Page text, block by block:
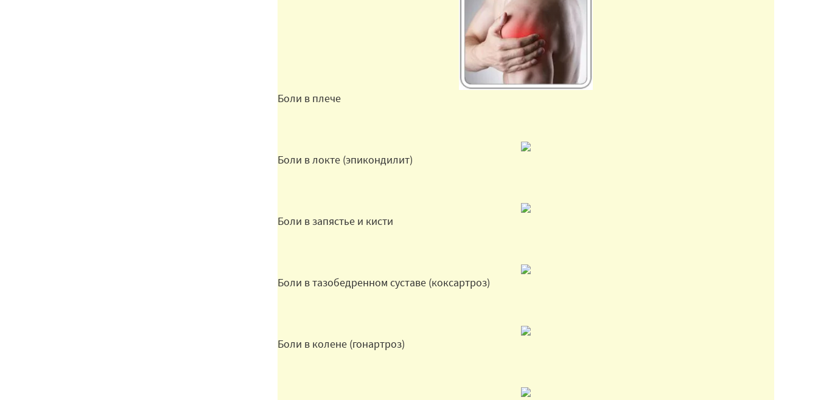
Боли в плече
Боли в локте (эпикондилит)
Боли в запястье и кисти
Боли в тазобедренном суставе (коксартроз)
Боли в колене (гонартроз)